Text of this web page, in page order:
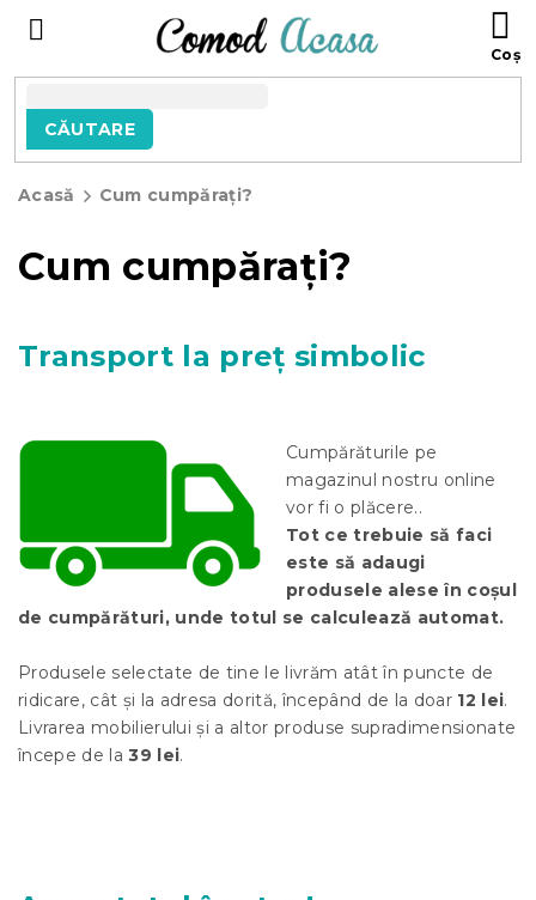
CĂUTARE
Acasă Cum cumpărați?
Cum cumpărați?
Transport la preț simbolic
Cumpărăturile pe
magazinul nostru online
vor fi o plăcere..
Tot ce trebuie să faci
este să adaugi
produsele alese în coșul
de cumpărături, unde totul se calculează automat.
Produsele selectate de tine le livrăm atât în puncte de
ridicare, cât și la adresa dorită, începând de la doar 12 lei.
Livrarea mobilierului și a altor produse supradimensionate
începe de la39 lei.